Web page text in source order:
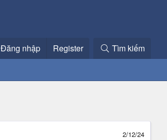
Đăng nhập Register Tìm kiếm
2/12/24